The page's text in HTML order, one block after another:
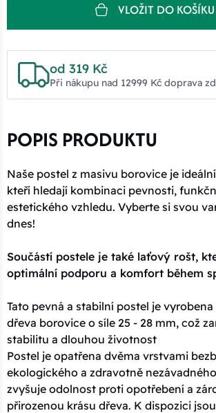
VLOŽIT DO KOŠÍKU
od 319 Kč
Při nákupu nad 12999 Kč doprava
POPIS PRODUKTU
Naše postel z masivu borovice je
kteří hledají kombinaci pevnosti,
estetického vzhledu. Vyberte si svou
dnes!
Součástí postele je také laťový rošt,
optimální podporu a komfort během
Tato pevná a stabilní postel je
dřeva borovice o síle 25 - 28 mm, což
stabilitu a dlouhou životnost
Postel je opatřena dvěma vrstvami
ekologického a zdravotně
zvyšuje odolnost proti opotřebení a
přirozenou krásu dřeva. K dispozici